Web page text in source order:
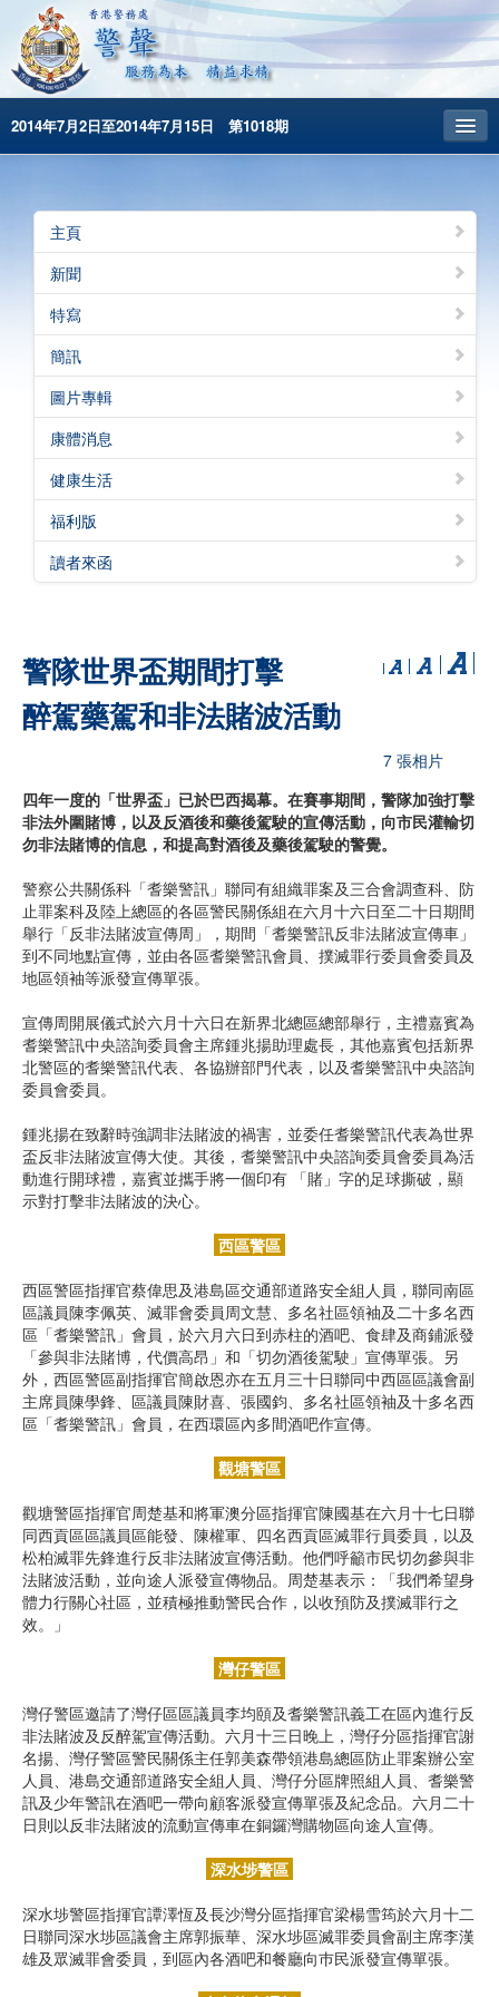
2014年7月2日至2014年7月15日 第1018期
昔日警聲
警務處主頁
简体版
English
主頁
新聞
特寫
簡訊
圖片專輯
康體消息
健康生活
福利版
讀者來函
警隊世界盃期間打擊
醉駕藥駕和非法賭波活動
7 張相片
四年一度的「世界盃」已於巴西揭幕。在賽事期間，警隊加強打擊
非法外圍賭博，以及反酒後和藥後駕駛的宣傳活動，向市民灌輸切
勿非法賭博的信息，和提高對酒後及藥後駕駛的警覺。
警察公共關係科「耆樂警訊」聯同有組織罪案及三合會調查科、防
止罪案科及陸上總區的各區警民關係組在六月十六日至二十日期間
舉行「反非法賭波宣傳周」，期間「耆樂警訊反非法賭波宣傳車」
到不同地點宣傳，並由各區耆樂警訊會員、撲滅罪行委員會委員及
地區領袖等派發宣傳單張。
宣傳周開展儀式於六月十六日在新界北總區總部舉行，主禮嘉賓為
耆樂警訊中央諮詢委員會主席鍾兆揚助理處長，其他嘉賓包括新界
北警區的耆樂警訊代表、各協辦部門代表，以及耆樂警訊中央諮詢
委員會委員。
鍾兆揚在致辭時強調非法賭波的禍害，並委任耆樂警訊代表為世界
盃反非法賭波宣傳大使。其後，耆樂警訊中央諮詢委員會委員為活
動進行開球禮，嘉賓並攜手將一個印有 「賭」字的足球撕破，顯
示對打擊非法賭波的決心。
西區警區
西區警區指揮官蔡偉思及港島區交通部道路安全組人員，聯同南區
區議員陳李佩英、滅罪會委員周文慧、多名社區領袖及二十多名西
區「耆樂警訊」會員，於六月六日到赤柱的酒吧、食肆及商鋪派發
「參與非法賭博，代價高昂」和「切勿酒後駕駛」宣傳單張。另
外，西區警區副指揮官簡啟恩亦在五月三十日聯同中西區區議會副
主席員陳學鋒、區議員陳財喜、張國鈞、多名社區領袖及十多名西
區「耆樂警訊」會員，在西環區內多間酒吧作宣傳。
觀塘警區
觀塘警區指揮官周楚基和將軍澳分區指揮官陳國基在六月十七日聯
同西貢區區議員區能發、陳權軍、四名西貢區滅罪行員委員，以及
松柏滅罪先鋒進行反非法賭波宣傳活動。他們呼籲市民切勿參與非
法賭波活動，並向途人派發宣傳物品。周楚基表示：「我們希望身
體力行關心社區，並積極推動警民合作，以收預防及撲滅罪行之
效。」
灣仔警區
灣仔警區邀請了灣仔區區議員李均頤及耆樂警訊義工在區內進行反
非法賭波及反醉駕宣傳活動。六月十三日晚上，灣仔分區指揮官謝
名揚、灣仔警區警民關係主任郭美森帶領港島總區防止罪案辦公室
人員、港島交通部道路安全組人員、灣仔分區牌照組人員、耆樂警
訊及少年警訊在酒吧一帶向顧客派發宣傳單張及紀念品。六月二十
日則以反非法賭波的流動宣傳車在銅鑼灣購物區向途人宣傳。
深水埗警區
深水埗警區指揮官譚澤恆及長沙灣分區指揮官梁楊雪筠於六月十二
日聯同深水埗區議會主席郭振華、深水埗區滅罪委員會副主席李漢
雄及眾滅罪會委員，到區內各酒吧和餐廳向巿民派發宣傳單張。